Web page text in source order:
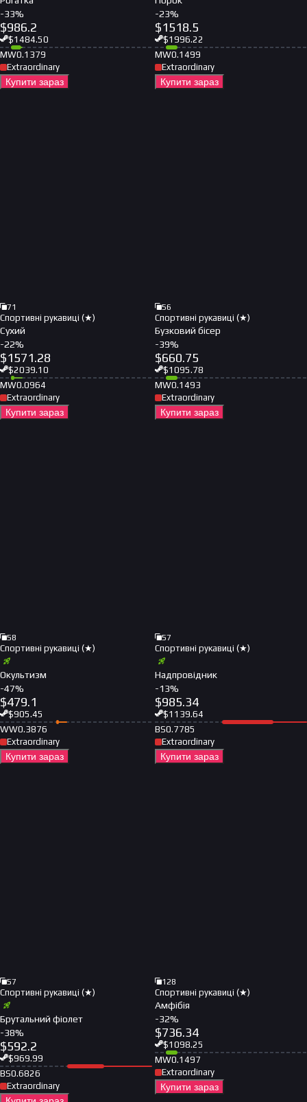
-33%
$986.2
$1484.50
MW0.1379
Extraordinary
Купити зараз
-23%
$1518.5
$1996.22
MW0.1499
Extraordinary
Купити зараз
71
Спортивні рукавиці (★)
Сухий
-22%
$1571.28
$2039.10
MW0.0964
Extraordinary
Купити зараз
56
Спортивні рукавиці (★)
Бузковий бісер
-39%
$660.75
$1095.78
MW0.1493
Extraordinary
Купити зараз
58
Спортивні рукавиці (★)
Окультизм
-47%
$479.1
$905.45
WW0.3876
Extraordinary
Купити зараз
57
Спортивні рукавиці (★)
Надпровідник
-13%
$985.34
$1139.64
BS0.7785
Extraordinary
Купити зараз
57
Спортивні рукавиці (★)
Брутальний фіолет
-38%
$592.2
$969.99
BS0.6826
Extraordinary
128
Спортивні рукавиці (★)
Амфібія
-32%
$736.34
$1098.25
MW0.1497
Extraordinary
Купити зараз